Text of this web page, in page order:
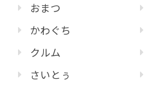
おまつ
かわぐち
クルム
さいとぅ